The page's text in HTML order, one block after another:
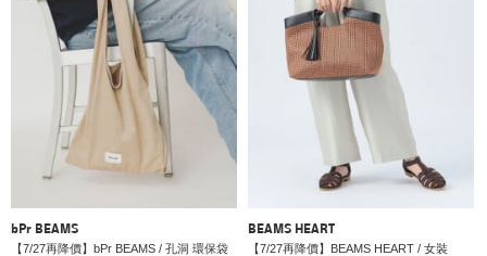
bPr BEAMS
【7/27再降價】bPr BEAMS / 孔洞 環保袋
BEAMS HEART
【7/27再降價】BEAMS HEART / 女裝